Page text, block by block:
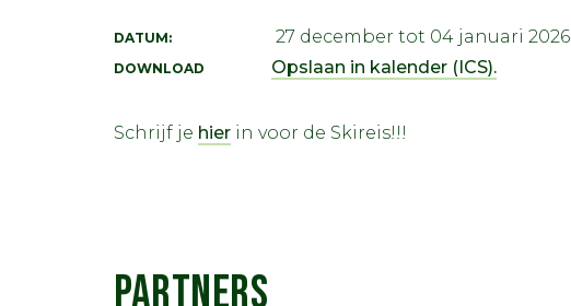
DATUM: 27 december tot 04 januari 2026
DOWNLOAD Opslaan in kalender (ICS).
Schrijf je hier in voor de Skireis!!!
PARTNERS